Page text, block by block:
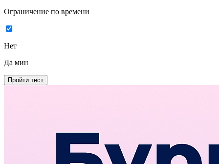
Ограничение по времени
Нет
Да мин
Пройти тест